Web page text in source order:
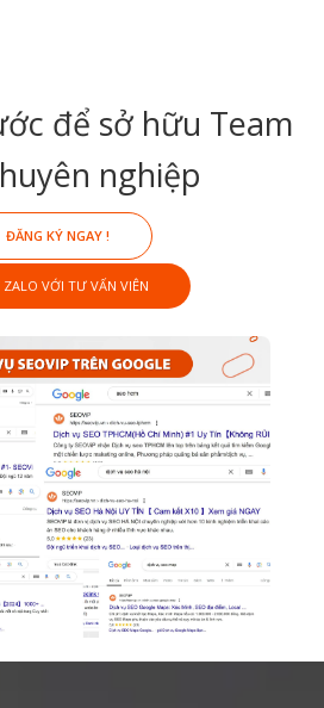
để sở hữu Team
nghiệp
ĐĂNG KÝ NGAY !
ZALO VỚI TƯ VẤN VIÊN